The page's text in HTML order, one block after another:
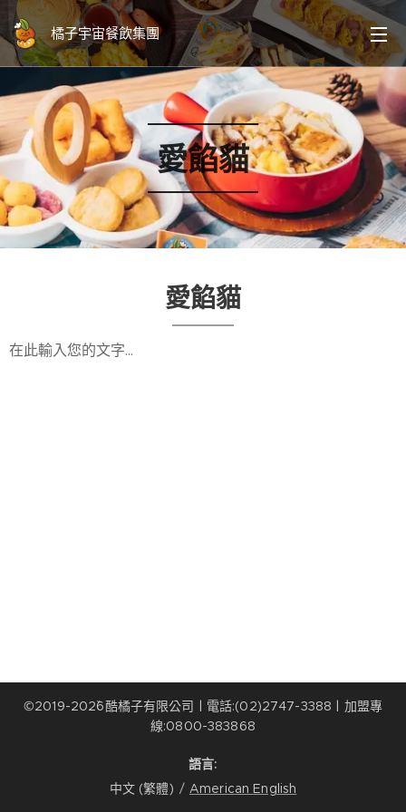
橘子宇宙餐飲集團
愛餡貓
愛餡貓
在此輸入您的文字…
©2019-202ˇ6酷橘子有限公司 | 電話:(02)2747-3388 | 加盟專
線:0800-383868
語言
中文 (繁體)
American English